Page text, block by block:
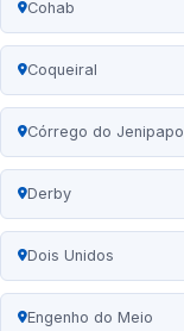
Cohab
Coqueiral
Córrego do Jenipapo
Derby
Dois Unidos
Engenho do Meio